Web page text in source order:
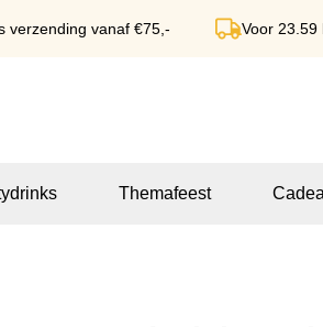
verzending vanaf €75,- Voor 23.59
Themafeest